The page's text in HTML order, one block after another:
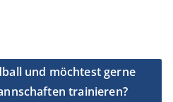
und möchtest gerne
trainieren?